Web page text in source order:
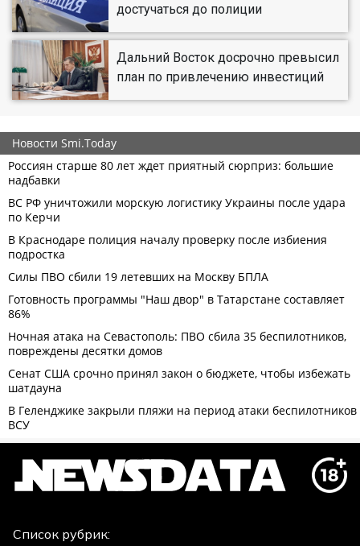
достучаться до полиции
Дальний Восток досрочно превысил
план по привлечению инвестиций
Список рубрик: